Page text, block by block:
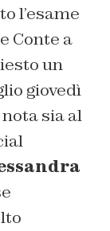
l’esame
Conte a
un
giovedì
sia al